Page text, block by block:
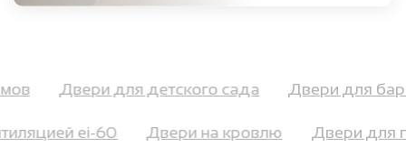
Двери для детского сада Двери для
ei-60 Двери на кровлю Двери для